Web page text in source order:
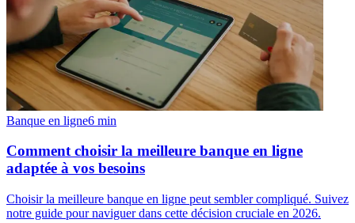
Banque en ligne6 min
Comment choisir la meilleure banque en ligne
adaptée à vos besoins
Choisir la meilleure banque en ligne peut sembler compliqué. Suivez
notre guide pour naviguer dans cette décision cruciale en 2026.